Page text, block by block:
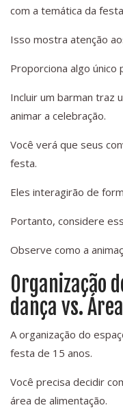
com a temática da
Isso mostra atenção
Proporciona algo único
Incluir um barman traz
animar a celebração.
Você verá que seus
festa.
Eles interagirão de
Portanto, considere
Observe como a
Organização
dança vs.
A organização do
festa de 15 anos.
Você precisa decidir
área de alimentação.